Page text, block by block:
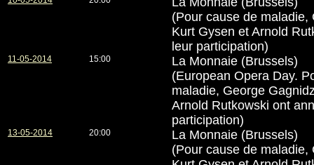
(Pour cause de maladie,
Kurt Gysen et Arnold
leur participation)
11-05-2014 15:00
La Monnaie (Brussels)
(European Opera Day.
maladie, George
Arnold Rutkowski ont
participation)
13-05-2014 20:00
La Monnaie (Brussels)
(Pour cause de maladie,